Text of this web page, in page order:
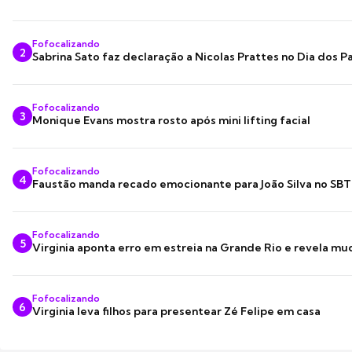
2
Fofocalizando
Sabrina Sato faz declaração a Nicolas Prattes no Dia dos
3
Fofocalizando
Monique Evans mostra rosto após mini lifting facial
4
Fofocalizando
Faustão manda recado emocionante para João Silva no SBT
5
Fofocalizando
Virginia aponta erro em estreia na Grande Rio e revela
6
Fofocalizando
Virginia leva filhos para presentear Zé Felipe em casa